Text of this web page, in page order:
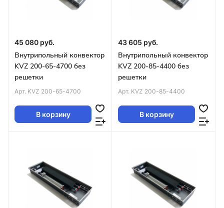
45 080 руб.
Внутрипольный конвектор
KVZ 200-65-4700 без
решетки
Арт. KVZ 200-65-4700
В корзину
43 605 руб.
Внутрипольный конвектор
KVZ 200-85-4400 без
решетки
Арт. KVZ 200-85-4400
В корзину